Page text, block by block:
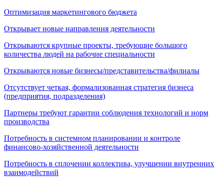
Оптимизация маркетингового бюджета
Открывает новые направления деятельности
Открываются крупные проекты, требующие большого
количества людей на рабочие специальности
Открываются новые бизнесы/представительства/филиалы
Отсутствует четкая, формализованная стратегия бизнеса
(предприятия, подразделения)
Партнеры требуют гарантии соблюдения технологий и норм
производства
Потребность в системном планировании и контроле
финансово-хозяйственной деятельности
Потребность в сплочении коллектива, улучшении внутренних
взаимодействий